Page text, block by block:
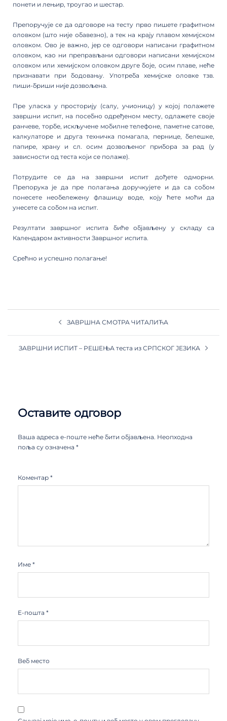
понети и лењир, троугао и шестар.
Препоручује се да одговоре на тесту прво пишете графитном
оловком (што није обавезно), а тек на крају плавом хемијском
оловком. Ово је важно, јер се одговори написани графитном
оловком, као ни преправљани одговори написани хемијском
оловком или хемијском оловком друге боје, осим плаве, неће
признавати при бодовању. Употреба хемијске оловке тзв.
пиши-бриши није дозвољена.
Пре уласка у просторију (салу, учионицу) у којој полажете
завршни испит, на посебно одређеном месту, одлажете своје
ранчеве, торбе, искључене мобилне телефоне, паметне сатове,
калкулаторе и друга техничка помагала, пернице, белешке,
папире, храну и сл. осим дозвољеног прибора за рад (у
зависности од теста који се полаже).
Потрудите се да на завршни испит дођете одморни.
Препорука је да пре полагања доручкујете и да са собом
понесете необележену флашицу воде, коју ћете моћи да
унесете са собом на испит.
Резултати завршног испита биће објављену у складу са
Календаром активности Завршног испита.
Срећно и успешно полагање!
ЗАВРШНА СМОТРА ЧИТАЛИЋА
ЗАВРШНИ ИСПИТ – РЕШЕЊА теста из СРПСКОГ ЈЕЗИКА
Оставите одговор
Ваша адреса е-поште неће бити објављена. Неопходна
поља су означена *
Коментар *
Име *
Е-пошта *
Веб место